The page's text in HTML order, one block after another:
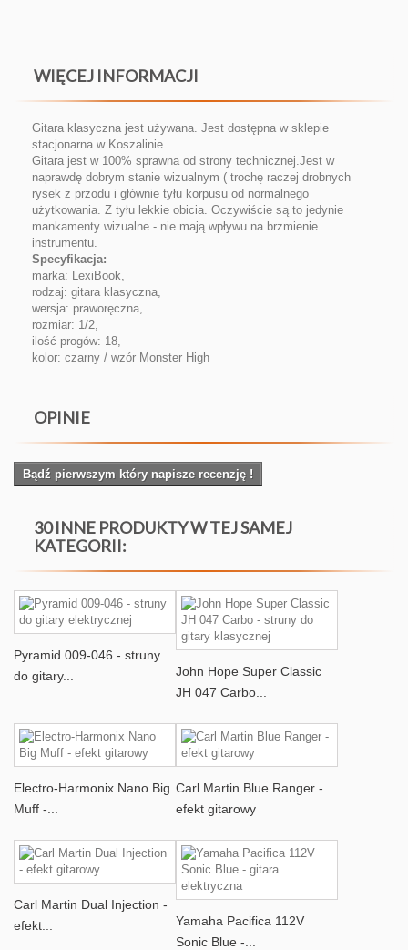
WIĘCEJ INFORMACJI
Gitara klasyczna jest używana. Jest dostępna w sklepie
stacjonarna w Koszalinie.
Gitara jest w 100% sprawna od strony technicznej.Jest w
naprawdę dobrym stanie wizualnym ( trochę raczej drobnych
rysek z przodu i głównie tyłu korpusu od normalnego
użytkowania. Z tyłu lekkie obicia. Oczywiście są to jedynie
mankamenty wizualne - nie mają wpływu na brzmienie
instrumentu.
Specyfikacja:
marka: LexiBook,
rodzaj: gitara klasyczna,
wersja: praworęczna,
rozmiar: 1/2,
ilość progów: 18,
kolor: czarny / wzór Monster High
OPINIE
Bądź pierwszym który napisze recenzję !
30 INNE PRODUKTY W TEJ SAMEJ
KATEGORII:
Pyramid 009-046 - struny
do gitary...
John Hope Super Classic
JH 047 Carbo...
Electro-Harmonix Nano Big
Muff -...
Carl Martin Blue Ranger -
efekt gitarowy
Carl Martin Dual Injection -
efekt...
Yamaha Pacifica 112V
Sonic Blue -...